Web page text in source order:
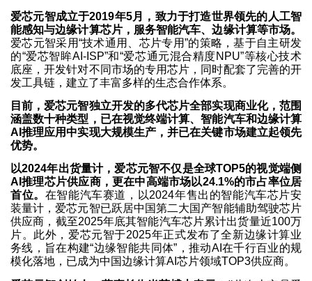
爱芯元智成立于2019年5月，致力于打造世界领先的人工智
能感知与边缘计算芯片，服务智能汽车、边缘计算等市场。
爱芯元智采用“技术通用、芯片专用”的策略，基于自主研发
的“爱芯智眸AI-ISP”和“爱芯通元混合精度NPU”等核心技术
底座，开发针对不同市场的专用芯片，同时配套了完善的开
发工具链，建立了丰富多样的生态合作体系。
目前，爱芯元智独立开发的多代芯片全部实现商业化，范围
涵盖数十种类型，已在视觉终端计算、智能汽车和边缘计算
AI推理应用中实现大规模生产，并已在关键市场建立起领先
优势。
以2024年出货量计，爱芯元智不仅是全球TOP5的视觉端侧
AI推理芯片供应商，更在中高端市场以24.1%的市占率位居
首位。 在智能汽车赛道，以2024年售出的智能汽车芯片安
装量计，爱芯元智已跃居中国第二大国产智能辅助驾驶芯片
供应商，截至2025年底其智能汽车芯片累计出货量近100万
片。此外，爱芯元智于2025年正式发布了全新边缘计算业
务线，旨在构建“边缘智能共同体”，推动AI在千行百业的规
模化落地，已成为中国边缘计算AI芯片领域TOP3供应商。